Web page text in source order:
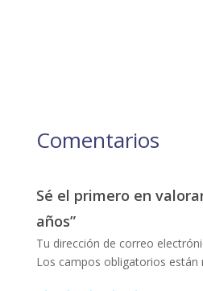
Comentarios
Sé el primero en
años”
Tu dirección de correo
Los campos obligatorios están